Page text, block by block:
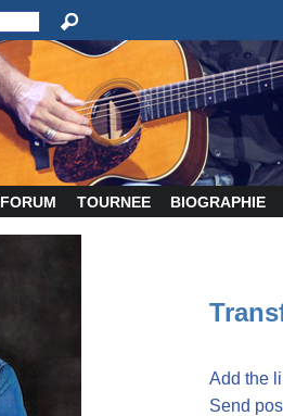
FORUM TOURNEE BIOGRAPHIE
Add the
Send